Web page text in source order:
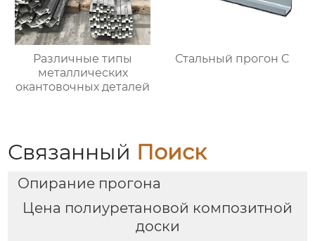
Различные типы
металлических
окантовочных деталей
Стальный прогон C
Связанный Поиск
Опирание прогона
Цена полиуретановой композитной
доски